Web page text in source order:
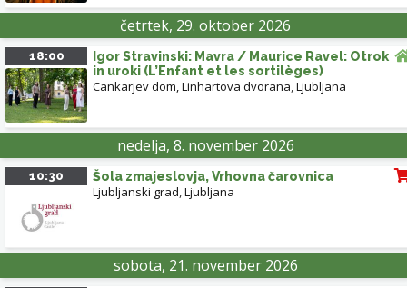
četrtek, 29. oktober 2026
18:00
Igor Stravinski: Mavra / Maurice Ravel: Otrok
in uroki (L’Enfant et les sortilèges)
Cankarjev dom, Linhartova dvorana,Ljubljana
nedelja, 8. november 2026
10:30 Šola zmajeslovja, Vrhovna čarovnica
Ljubljanski grad,Ljubljana
sobota, 21. november 2026